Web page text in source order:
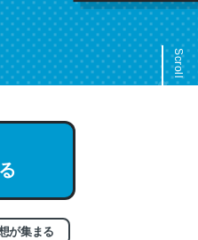
Scroll
が集まる
とてもクレバーなんだろうなと
はこの流れ好き。Let’s Fucking